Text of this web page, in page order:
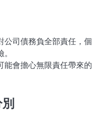
公司債務負全部責任，個
能會擔心無限責任帶來的